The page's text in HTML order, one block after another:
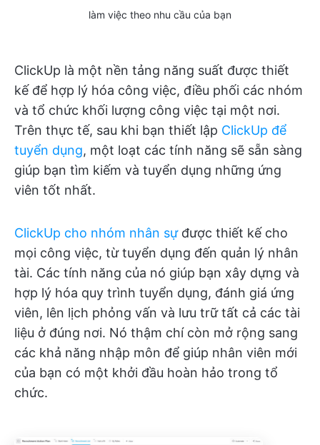
làm việc theo nhu cầu của bạn
ClickUp là một nền tảng năng suất được thiết
kế để hợp lý hóa công việc, điều phối các nhóm
và tổ chức khối lượng công việc tại một nơi.
Trên thực tế, sau khi bạn thiết lập ClickUp để
tuyển dụng, một loạt các tính năng sẽ sẵn sàng
giúp bạn tìm kiếm và tuyển dụng những ứng
viên tốt nhất.
ClickUp cho nhóm nhân sựđược thiết kế cho
mọi công việc, từ tuyển dụng đến quản lý nhân
tài. Các tính năng của nó giúp bạn xây dựng và
hợp lý hóa quy trình tuyển dụng, đánh giá ứng
viên, lên lịch phỏng vấn và lưu trữ tất cả các tài
liệu ở đúng nơi. Nó thậm chí còn mở rộng sang
các khả năng nhập môn để giúp nhân viên mới
của bạn có một khởi đầu hoàn hảo trong tổ
chức.